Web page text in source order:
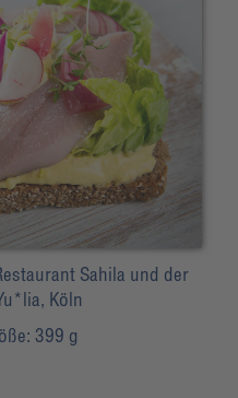
Sahila und der
Köln
399 g